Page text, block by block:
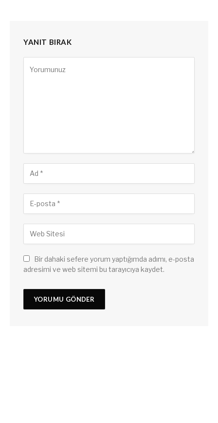
YANIT BIRAK
Bir dahaki sefere yorum yaptığımda adımı, e-posta
adresimi ve web sitemi bu tarayıcıya kaydet.